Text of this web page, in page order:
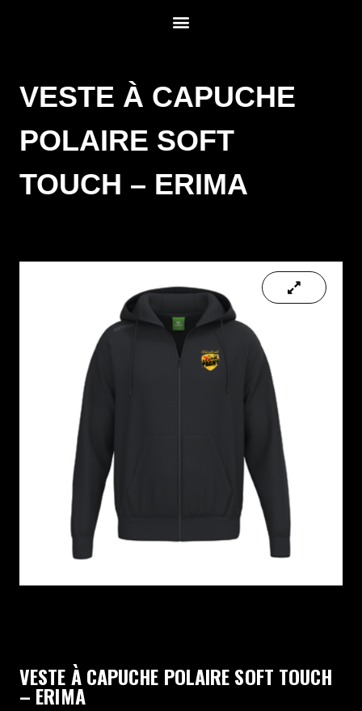
VESTE À CAPUCHE
POLAIRE SOFT
TOUCH – ERIMA
VESTE À CAPUCHE POLAIRE SOFT TOUCH
– ERIMA